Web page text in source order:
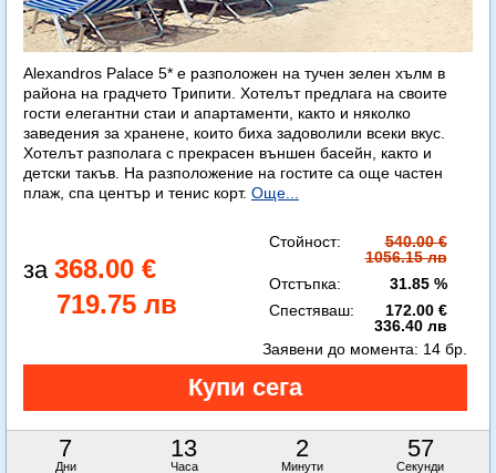
Alexandros Palace 5* e разположен на тучен зелен хълм в
района на градчето Трипити. Хотелът предлага на своите
гости елегантни стаи и апартаменти, както и няколко
заведения за хранене, които биха задоволили всеки вкус.
Хотелът разполага с прекрасен външен басейн, както и
детски такъв. На разположение на гостите са още частен
плаж, спа център и тенис корт. Още...
368.00 €
719.75 лв
Стойност:
540.00 €
1056.15 лв
Отстъпка:
31.85 %
Спестяваш:
172.00 €
336.40 лв
7
Дни
13
Часа
2
Минути
56
Секунди
Заявени до момента: 14 бр.